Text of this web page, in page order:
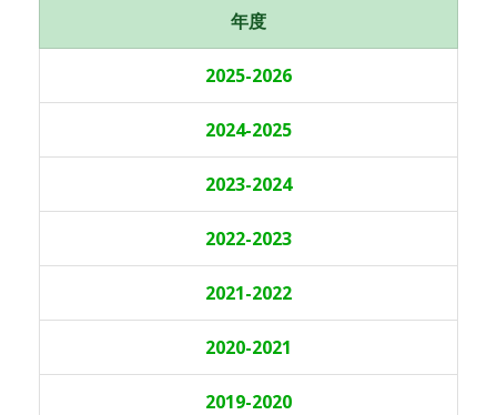
年度
2025-2026
2024-2025
2023-2024
2022-2023
2021-2022
2020-2021
2019-2020